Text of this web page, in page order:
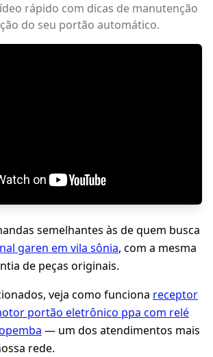
rápido com dicas de manutenção
do seu portão automático.
semelhantes às de quem busca
garen em vila sônia, com a mesma
de peças originais.
veja como funciona receptor
portão eletrônico ppa com relé
— um dos atendimentos mais
rede.